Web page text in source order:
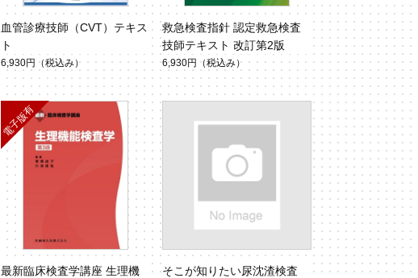
血管診療技師（CVT）テキス
ト
6,930円 （税込み）
救急検査指針 認定救急検査
技師テキスト 改訂第2版
6,930円 （税込み）
最新臨床検査学講座 生理機
そこが知りたい尿沈渣検査